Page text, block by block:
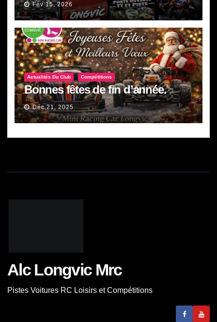
Fév 15, 2026
Actualités Du Club Compétitions
Bonnes fêtes de fin d’année.
Déc 21, 2025
Alc Longvic Mrc
Pistes Voitures RC Loisirs et Compétitions